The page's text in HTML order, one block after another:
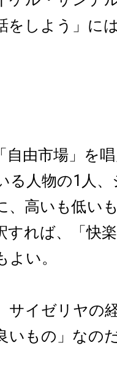
をしよう」に
自由市場」を
る人物の1人
、高いも低い
すれば、「快
い。
サイゼリヤの
いもの」なの